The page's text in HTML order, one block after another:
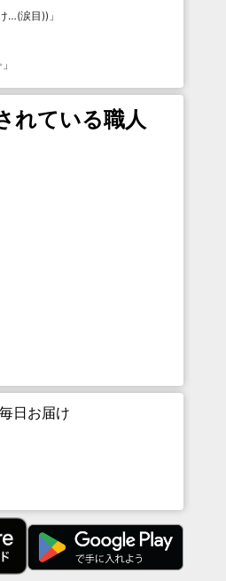
…(涙目)) 」
」
れている職人
日お届け